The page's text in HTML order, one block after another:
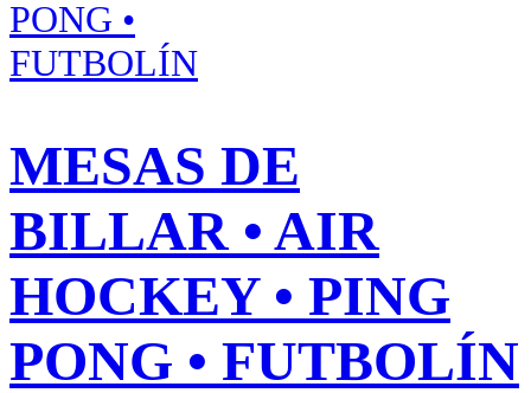
MESAS DE
BILLAR • AIR
HOCKEY • PING
PONG • FUTBOLÍN